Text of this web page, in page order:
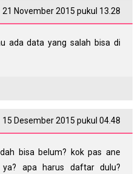
21 November 2015 pukul 13.28
ada data yang salah bisa di
15 Desember 2015 pukul 04.48
bisa belum? kok pas ane
apa harus daftar dulu?